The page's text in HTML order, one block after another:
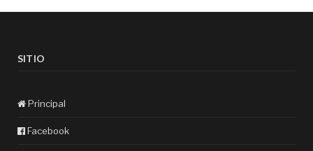
SITIO
Principal
Facebook